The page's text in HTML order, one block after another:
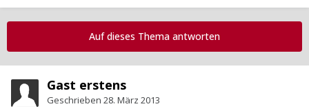
Auf dieses Thema antworten
Gast erstens
Geschrieben 28. März 2013